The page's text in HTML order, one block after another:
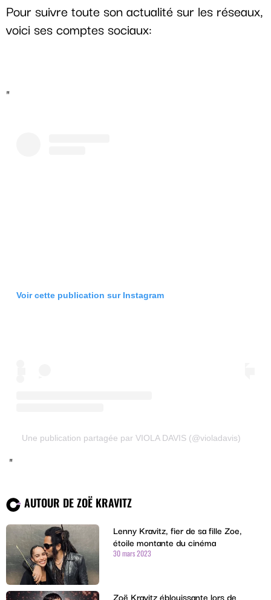
Pour suivre toute son actualité sur les réseaux,
voici ses comptes sociaux:
Voir cette publication sur Instagram
Une publication partagée par VIOLA DAVIS (@violadavis)
AUTOUR DE ZOË KRAVITZ
Lenny Kravitz, fier de sa fille Zoe,
étoile montante du cinéma
30 mars 2023
Zoë Kravitz éblouissante lors de